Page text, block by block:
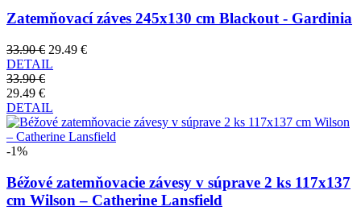
Zatemňovací záves 245x130 cm Blackout - Gardinia
33.90 € 29.49 €
DETAIL
33.90 €
29.49 €
DETAIL
-1%
Béžové zatemňovacie závesy v súprave 2 ks 117x137
cm Wilson – Catherine Lansfield